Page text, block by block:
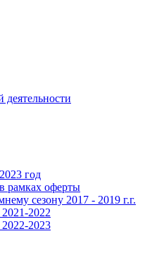
год
рамках оферты
сезону 2017 - 2019 г.г.
2022
2023